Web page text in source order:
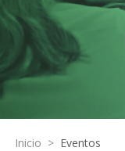
Inicio > Eventos